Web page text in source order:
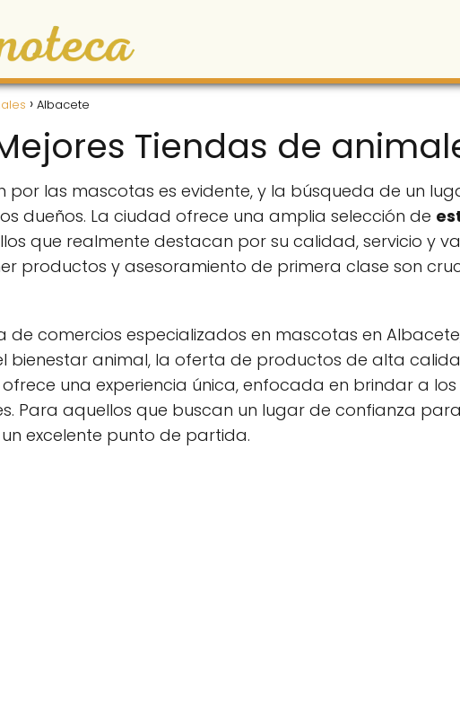
Albacete
Tiendas de
por las mascotas es evidente, y la búsqueda de un
dueños. La ciudad ofrece una amplia selección de
que realmente destacan por su calidad, servicio y
productos y asesoramiento de primera clase son
comercios especializados en mascotas en
bienestar animal, la oferta de productos de alta
una experiencia única, enfocada en brindar a
Para aquellos que buscan un lugar de confianza
excelente punto de partida.